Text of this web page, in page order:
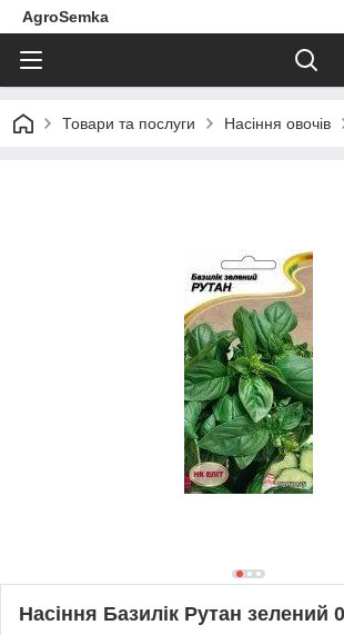
AgroSemka
Товари та послуги Насіння овочів
Насіння Базилік Рутан зелений